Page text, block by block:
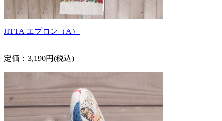
JITTA エプロン（A）
定価：3,190円(税込)